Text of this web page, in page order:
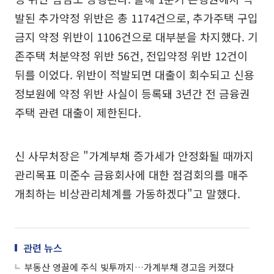
발된 추가약정 위반은 총 1174건으로, 추가주택 구입
금지 약정 위반이 1106건으로 대부분을 차지했다. 기
존주택 처분약정 위반 56건, 전입약정 위반 12건이
뒤를 이었다. 위반이 적발되면 대출이 회수되고 신용
정보원에 약정 위반 사실이 등록돼 3년간 전 금융권
주택 관련 대출이 제한된다.
신 사무처장은 "가계부채 증가세가 안정화될 때까지
관리목표 미준수 금융회사에 대한 점검회의를 매주
개최하는 비상관리체계를 가동하겠다"고 말했다.
관련 뉴스
부동산 영끌에 주식 빚투까지…가계부채 경고음 커졌다